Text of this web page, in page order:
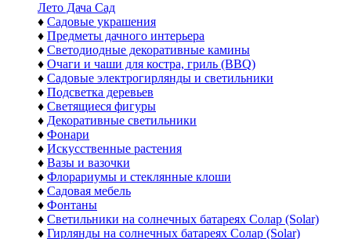
Лето Дача Сад
♦ Садовые украшения
♦ Предметы дачного интерьера
♦ Светодиодные декоративные камины
♦ Очаги и чаши для костра, гриль (BBQ)
♦ Садовые электрогирлянды и светильники
♦ Подсветка деревьев
♦ Светящиеся фигуры
♦ Декоративные светильники
♦ Фонари
♦ Искусственные растения
♦ Вазы и вазочки
♦ Флорариумы и стеклянные клоши
♦ Садовая мебель
♦ Фонтаны
♦ Светильники на солнечных батареях Солар (Solar)
♦ Гирлянды на солнечных батареях Солар (Solar)